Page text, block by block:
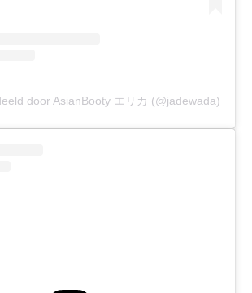
door AsianBooty エリカ (@jadewada)